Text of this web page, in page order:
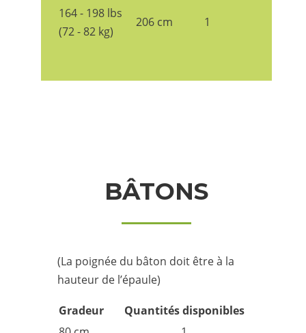
164 - 198 lbs
(72 - 82 kg)
206 cm 1
BÂTONS
(La poignée du bâton doit être à la
hauteur de l’épaule)
Gradeur
Quantités disponibles